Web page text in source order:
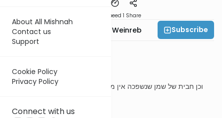
About All Mishnah
Contact us
Support
Cookie Policy
Privacy Policy
Connect with us
Speed 1 Share
Rabbi Dr. Tzvi Hersh Weinreb
Subscribe
משנה ז
וכן חבית של שמן שנשפכה אין מחייבין אותו להיות יושב ומטפח אלא